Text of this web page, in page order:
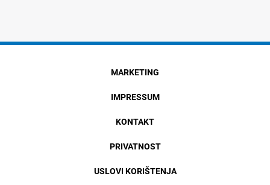
MARKETING
IMPRESSUM
KONTAKT
PRIVATNOST
USLOVI KORIŠTENJA